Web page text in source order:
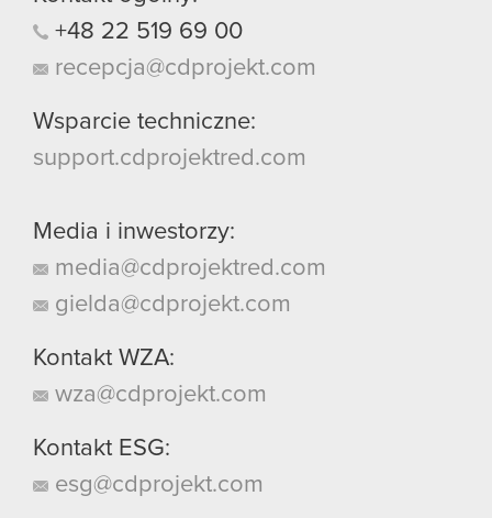
+48 22 519 69 00
recepcja@cdprojekt.com
Wsparcie techniczne:
support.cdprojektred.com
Media i inwestorzy:
media@cdprojektred.com
gielda@cdprojekt.com
Kontakt WZA:
wza@cdprojekt.com
Kontakt ESG:
esg@cdprojekt.com